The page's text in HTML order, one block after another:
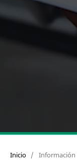
Inicio / Información